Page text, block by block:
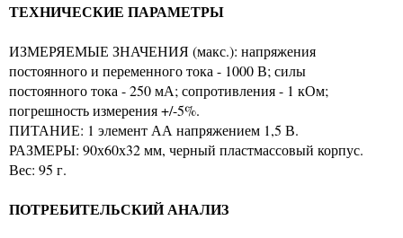
ТЕХНИЧЕСКИЕ ПАРАМЕТРЫ
ИЗМЕРЯЕМЫЕ ЗНАЧЕНИЯ (макс.): напряжения
постоянного и переменного тока - 1000 В; силы
постоянного тока - 250 мА; сопротивления - 1 кОм;
погрешность измерения +/-5%.
ПИТАНИЕ: 1 элемент АА напряжением 1,5 В.
РАЗМЕРЫ: 90х60х32 мм, черный пластмассовый корпус.
Вес: 95 г.
ПОТРЕБИТЕЛЬСКИЙ АНАЛИЗ